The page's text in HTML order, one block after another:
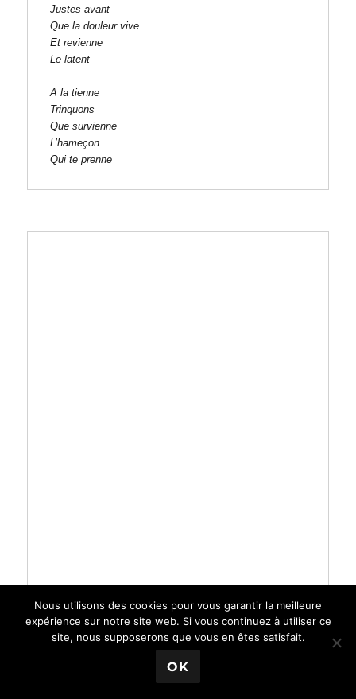
Justes avant
Que la douleur vive
Et revienne
Le latent
A la tienne
Trinquons
Que survienne
L’hameçon
Qui te prenne
Nous utilisons des cookies pour vous garantir la meilleure
expérience sur notre site web. Si vous continuez à utiliser ce
site, nous supposerons que vous en êtes satisfait.
OK